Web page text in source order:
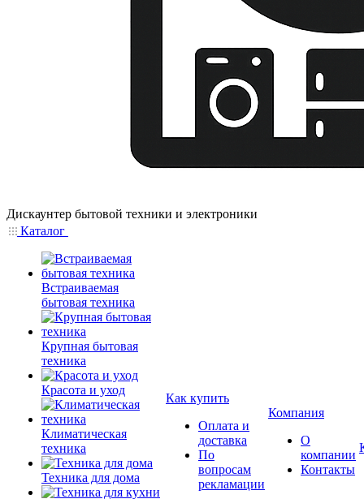
Дискаунтер бытовой техники и электроники
Каталог
Встраиваемая
бытовая техника
Крупная бытовая
техника
Красота и уход
Климатическая
техника
Техника для дома
Как купить
Оплата и
доставка
По
вопросам
рекламации
Компания
О
компании
Контакты